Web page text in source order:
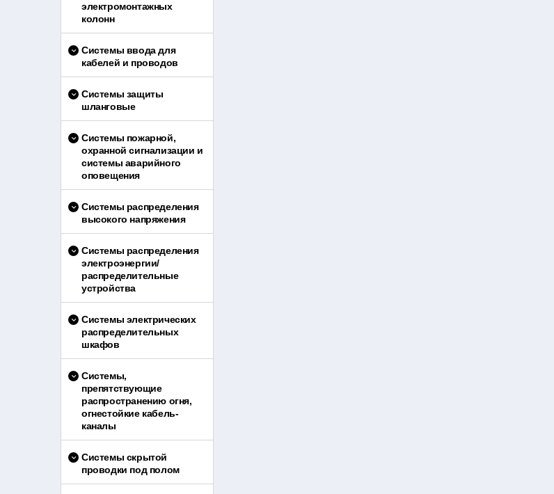
электромонтажных
колонн
Системы ввода для
кабелей и проводов
Системы защиты
шланговые
Системы пожарной,
охранной сигнализации и
системы аварийного
оповещения
Системы распределения
высокого напряжения
Системы распределения
электроэнергии/
распределительные
устройства
Системы электрических
распределительных
шкафов
Системы,
препятствующие
распространению огня,
огнестойкие кабель-
каналы
Системы скрытой
проводки под полом